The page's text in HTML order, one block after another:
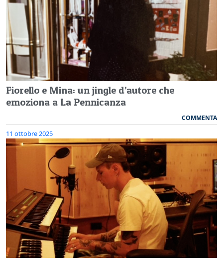
Fiorello e Mina: un jingle d’autore che
emoziona a La Pennicanza
COMMENTA
11 ottobre 2025